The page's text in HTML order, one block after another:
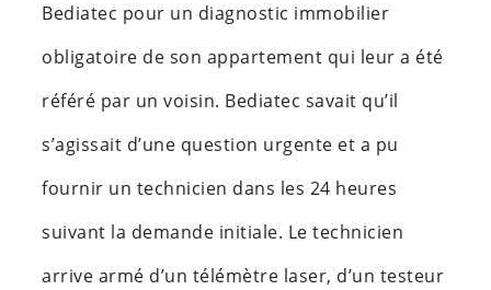
Bediatec pour un diagnostic immobilier
obligatoire de son appartement qui leur a été
référé par un voisin. Bediatec savait qu’il
s’agissait d’une question urgente et a pu
fournir un technicien dans les 24 heures
suivant la demande initiale. Le technicien
arrive armé d’un télémètre laser, d’un testeur